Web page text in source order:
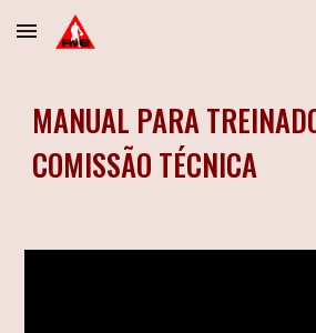
Skip to main content
MANUAL PARA
COMISSÃO TÉCNICA